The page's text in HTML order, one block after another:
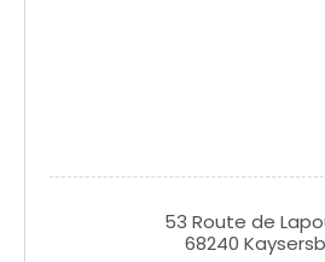
53 Route de
68240